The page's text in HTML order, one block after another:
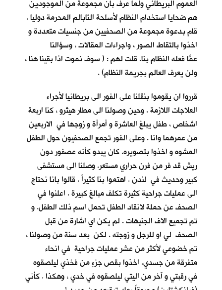
العموم البريطاني ولما عرف بان مجموعة من الموجودين
هم ضحايا استخدام النظام لأسلحة النّابالم المحرمة دوليا .
قام بدعوة مجموعة من الصحفيين من جنسيات متعددة و
اخذوا بالتقاط الصور ، واجراءات المقالات ، وسؤالنا
عمّا فعله النظام بنا. قلت ُلهم : ( سوف نموت اذا بقينا هنا ،
ولن يعرف العالم بجريمة النظام) .
قرروا ان يقوموا بنقلنا على الفور الى بريطانيا لأجراء
العلاجات اللازمة . وحين وصولنا الى مطار هيثرو ، كنا اربعة
اشخاص ، طفل يبلغ العاشرة و أمرأة و زوجها في الاربعين
من عمرهما وانا . وعلى الفور تجمع الصحفيون حول الطفل
المشوه و اخذوا بتصويره. كان يبدو كأنه عصفور دون
ريش قد فر من فرن حراري مستعر. وصلنا الى مستشفى
كبير وحديث في لندن . اهتموا بنا كثيراً . قالوا بانا نحتاج
الى عمليات جراحية كثيرة تكلف مبالغ كبيرة . اعلنوا في
الصحف عن حملة لانقاد الطفل تحمل اسم ذلك الطفل. و
تم تجميع الاف الجنيهات . لم يكن اي اشارة من قبل
الصحف لي او للرجل و زوجته . لكن بعد سنة من وصولنا ،
تم خضوعي لأكثر من عشر عمليات جراحية في انحاء
متفرقة من جسدي. اخذوا بقص جزءٍ من فخذي ليلصقوه
في رقبتي و آخر من اليتي ليلصقوه في خدي ، وهكذا . كأني